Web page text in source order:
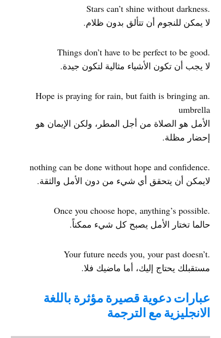
.Stars can’t shine without darkness
لا يمكن للنجوم أن تتألق بدون ظلام.
.Things don’t have to be perfect to be good
لا يجب أن تكون الأشياء مثالية لتكون جيدة.
.Hope is praying for rain, but faith is bringing an
umbrella
الأمل هو الصلاة من أجل المطر، ولكن الإيمان هو
إحضار مظلة.
.nothing can be done without hope and confidence
لايمكن أن يتحقق أي شيء من دون الأمل والثقة.
.Once you choose hope, anything’s possible
حالما تختار الأمل يصبح كل شيء ممكناً.
.Your future needs you, your past doesn’t
مستقبلك يحتاج إليك، أما ماضيك فلا.
عبارات دعوية قصيرة مؤثرة باللغة
الانجليزية مع الترجمة